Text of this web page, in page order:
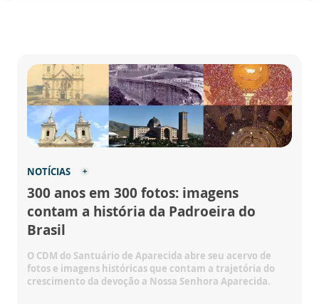
NOTÍCIAS
300 anos em 300 fotos: imagens
contam a história da Padroeira do
Brasil
O CDM do Santuário de Aparecida abre seu acervo de
fotos e imagens históricas que contam a trajetória do
crescimento da devoção a Nossa Senhora Aparecida.